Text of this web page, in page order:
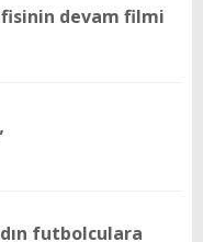
devam filmi
futbolculara